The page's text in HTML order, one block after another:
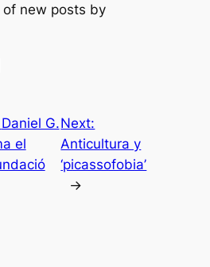
new posts by
Daniel G.
el
Next:
Anticultura y
‘picassofobia’
→